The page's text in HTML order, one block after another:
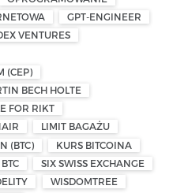
GPT-ENGINEER
VENTURES
(CEP)
BECH HOLTE
FOR RIKT
LIMIT BAGAŻU
(BTC)
KURS BITCOINA
SIX SWISS EXCHANGE
WISDOMTREE